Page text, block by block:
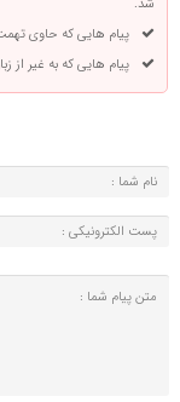
پیام هایی که حاوی
پیام هایی که به غیر از